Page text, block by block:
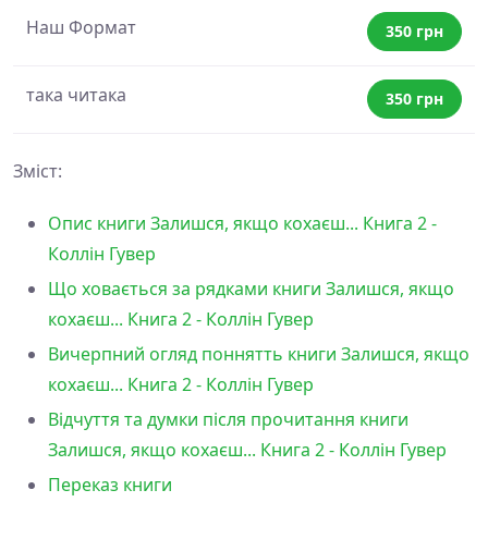
Наш Формат 350 грн
така читака 350 грн
Зміст:
Опис книги Залишся, якщо кохаєш... Книга 2 -
Коллін Гувер
Що ховається за рядками книги Залишся, якщо
кохаєш... Книга 2 - Коллін Гувер
Вичерпний огляд поннятть книги Залишся, якщо
кохаєш... Книга 2 - Коллін Гувер
Відчуття та думки після прочитання книги
Залишся, якщо кохаєш... Книга 2 - Коллін Гувер
Переказ книги